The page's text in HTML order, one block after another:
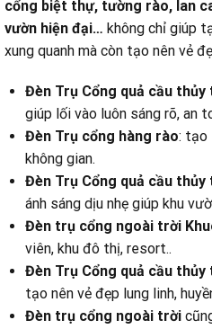
cổng biệt thự, tường rào, lan
vườn hiện đại… không chỉ giúp
xung quanh mà còn tạo nên vẻ
Đèn Trụ Cổng quả cầu thủy
giúp lối vào luôn sáng rõ, an
Đèn Trụ cổng hàng rào: tạo
không gian.
Đèn Trụ Cổng quả cầu
ánh sáng dịu nhẹ giúp khu
Đèn trụ cổng ngoài trời
viên, khu đô thị, resort..
Đèn Trụ Cổng quả cầu thủy
tạo nên vẻ đẹp lung linh,
Đèn trụ cổng ngoài trời